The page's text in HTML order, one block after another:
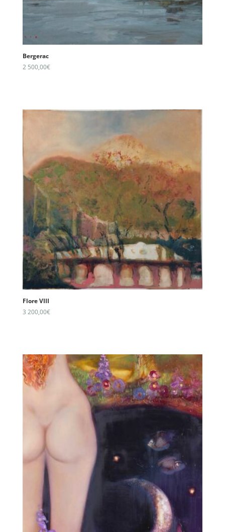
Bergerac
2 500,00€
Flore VIII
3 200,00€